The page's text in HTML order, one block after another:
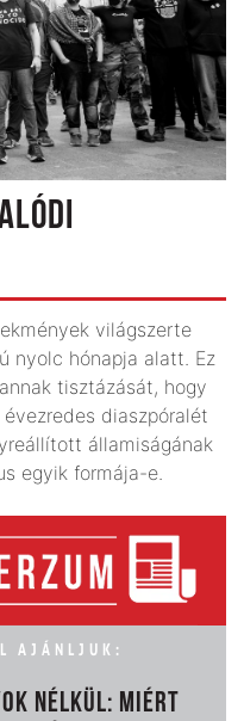
világszerte
nyolc hónapja alatt. Ez
tisztázását, hogy
diaszpóralét
államiságának
egyik formája-e.
AJÁNLJUK:
NÉLKÜL: MIÉRT